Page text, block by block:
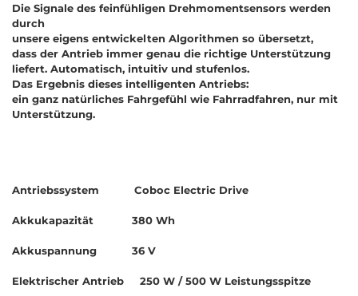
Die Signale des feinfühligen Drehmomentsensors werden
durch
unsere eigens entwickelten Algorithmen so übersetzt,
dass der Antrieb immer genau die richtige Unterstützung
liefert. Automatisch, intuitiv und stufenlos.
Das Ergebnis dieses intelligenten Antriebs:
ein ganz natürliches Fahrgefühl wie Fahrradfahren, nur mit
Unterstützung.
Antriebssystem Coboc Electric Drive
Akkukapazität 380 Wh
Akkuspannung 36 V
Elektrischer Antrieb 250 W / 500 W Leistungsspitze